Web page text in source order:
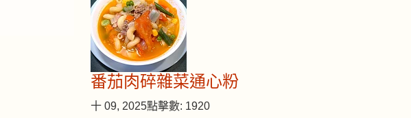
番茄肉碎雜菜通心粉
十 09, 2025點擊數: 1920